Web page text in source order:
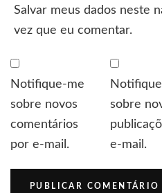
Salvar meus dados neste
vez que eu comentar.
Notifique-me
sobre novos
comentários
por e-mail.
sobre
e-mail.